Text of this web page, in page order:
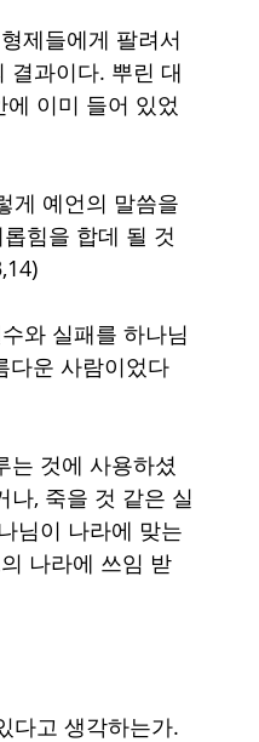
제들에게 팔려서
결과이다. 뿌린 대
이미 들어 있었
게 예언의 말씀을
힘을 합데 될 것
와 실패를 하나님
다운 사람이었다
는 것에 사용하셨
나, 죽을 것 같은 실
님이 나라에 맞는
나라에 쓰임 받
다고 생각하는가.